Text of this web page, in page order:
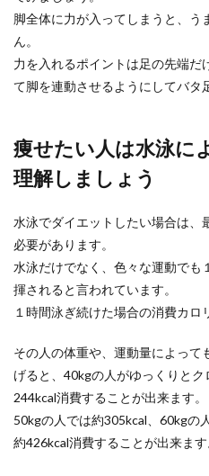
脚全体に力が入ってしまうと、う
ん。
力を入れるポイントは足の先端だ
て脚を連動させるようにしてバタ
痩せたい人は水泳に
理解しましょう
水泳でダイエットしたい場合は、
必要があります。
水泳だけでなく、色々な運動でも
揮されると言われています。
１時間泳ぎ続けた場合の消費カロ
その人の体重や、運動量によって
げると、40kgの人がゆっくりと
244kcal消費することが出来ます。
50kgの人では約305kcal、60kgの
約426kcal消費することが出来ます